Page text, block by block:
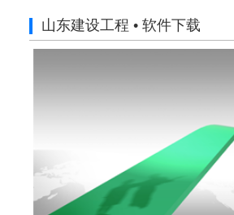
山东建设工程 • 软件下载